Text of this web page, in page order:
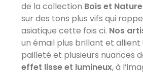
de la collection Bois et Nature
sur des tons plus vifs qui
asiatique cette fois ci. Nos
un émail plus brillant et
pailleté et plusieurs nuances
effet lisse et lumineux, à
comme convenu, idéal!
Réponse du marchand
Philippe, Lore et toute son équipe
belle et douce année 2023 et vous
d’avoir pris le temps de laisser un avis
votre expérience avec nous. A très vite.